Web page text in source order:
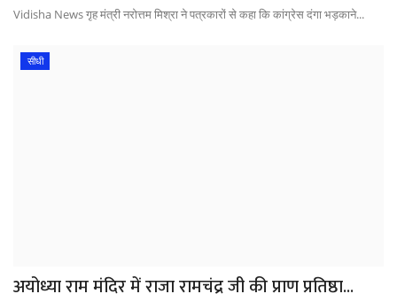
Vidisha News गृह मंत्री नरोत्तम मिश्रा ने पत्रकारों से कहा कि कांग्रेस दंगा भड़काने...
सीधी
अयोध्या राम मंदिर में राजा रामचंद्र जी की प्राण प्रतिष्ठा...